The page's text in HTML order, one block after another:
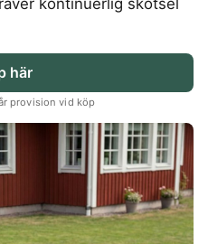
Utomhushögtalare
Wifi högtalare
här
provision vid köp